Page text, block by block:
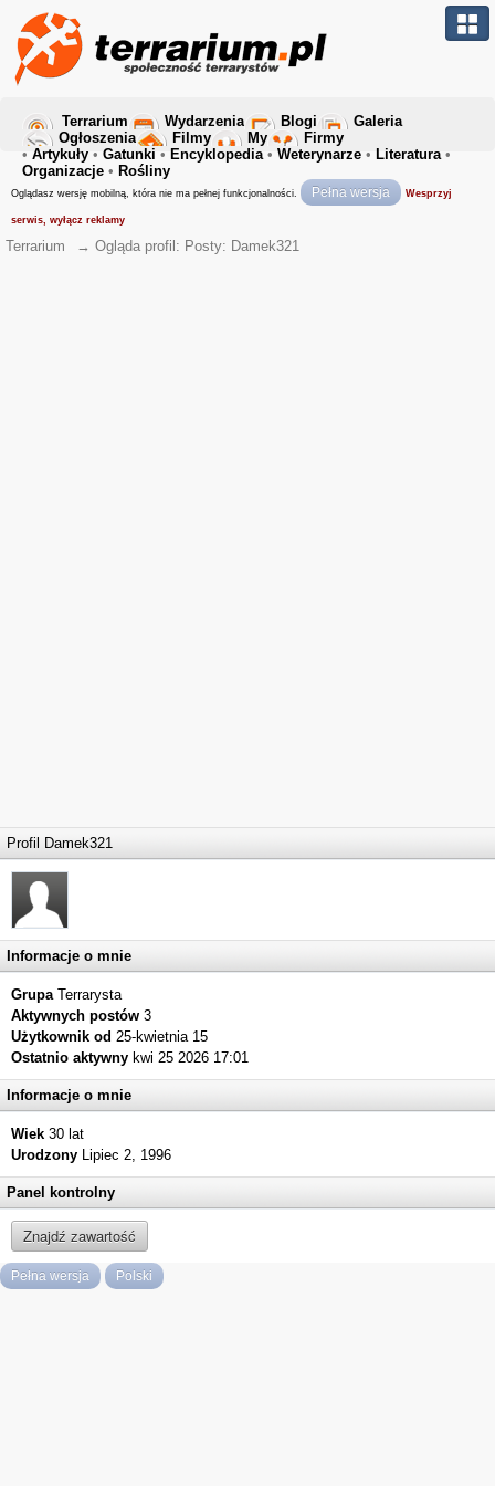
Terrarium Wydarzenia Blogi
Galeria
Ogłoszenia
Filmy My
Firmy
• Artykuły • Gatunki • Encyklopedia• Weterynarze • Literatura•
Organizacje • Rośliny
Oglądasz wersję mobilną, która nie ma pełnej funkcjonalności. Pełna wersja Wesprzyj
serwis, wyłącz reklamy
Terrarium → Ogląda profil: Posty: Damek321
Profil Damek321
Informacje o mnie
GrupaTerrarysta
Aktywnych postów 3
Użytkownik od 25-kwietnia 15
Ostatnio aktywny kwi 25 2026 17:01
Informacje o mnie
Wiek 30 lat
Urodzony Lipiec 2, 1996
Panel kontrolny
Znajdź zawartość
Pełna wersja Polski